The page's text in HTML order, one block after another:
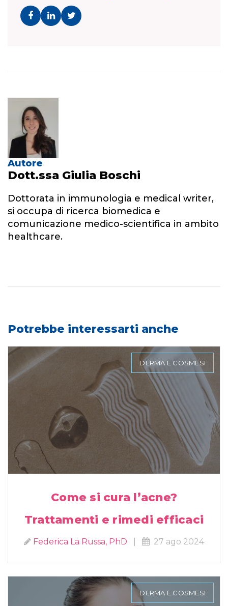
Autore
Dott.ssa Giulia Boschi
Dottorata in immunologia e medical writer,
si occupa di ricerca biomedica e
comunicazione medico-scientifica in ambito
healthcare.
Potrebbe interessarti anche
DERMA E COSMESI
Come si cura l’acne?
Trattamenti e rimedi efficaci
Federica La Russa, PhD 27 ago 2024
DERMA E COSMESI